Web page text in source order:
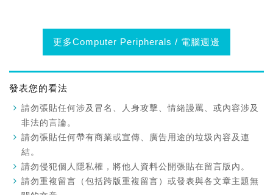
更多Computer Peripherals / 電腦週邊
發表您的看法
請勿張貼任何涉及冒名、人身攻擊、情緒謾罵、或內容涉及
非法的言論。
請勿張貼任何帶有商業或宣傳、廣告用途的垃圾內容及連
結。
請勿侵犯個人隱私權，將他人資料公開張貼在留言版內。
請勿重複留言（包括跨版重複留言）或發表與各文章主題無